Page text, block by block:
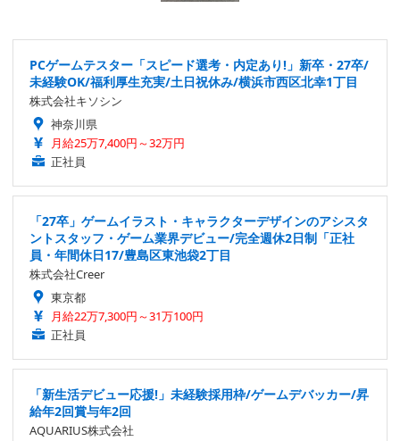
PCゲームテスター「スピード選考・内定あり!」新卒・27卒/
未経験OK/福利厚生充実/土日祝休み/横浜市西区北幸1丁目
株式会社キソシン
神奈川県
月給25万7,400円～32万円
正社員
「27卒」ゲームイラスト・キャラクターデザインのアシスタ
ントスタッフ・ゲーム業界デビュー/完全週休2日制「正社
員・年間休日17/豊島区東池袋2丁目
株式会社Creer
東京都
月給22万7,300円～31万100円
正社員
「新生活デビュー応援!」未経験採用枠/ゲームデバッカー/昇
給年2回賞与年2回
AQUARIUS株式会社